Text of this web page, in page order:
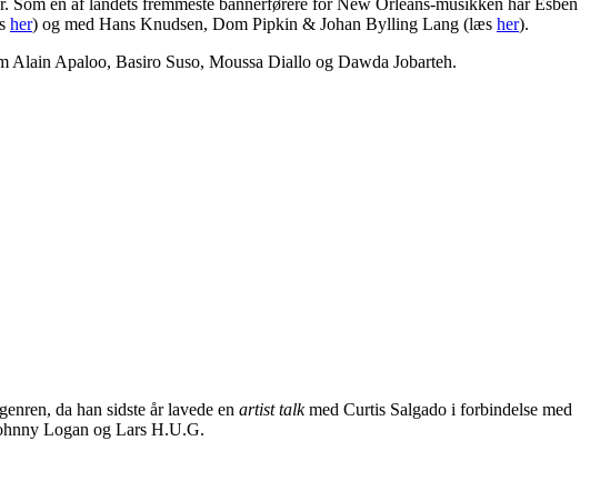
her) og med Hans Knudsen, Dom Pipkin & Johan Bylling Lang (læs her).
Alain Apaloo, Basiro Suso, Moussa Diallo og Dawda Jobarteh.
da han sidste år lavede en artist talkmed Curtis Salgado i forbindelse med
Logan og Lars H.U.G.